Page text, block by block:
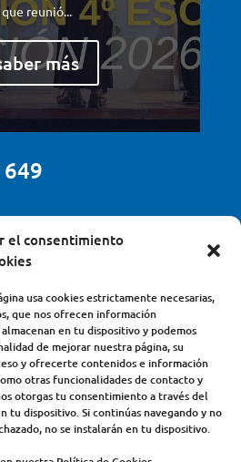
el consentimiento
usa cookies estrictamente necesarias,
que nos ofrecen información
en tu dispositivo y podemos
de mejorar nuestra página, su
y ofrecerte contenidos e información
otras funcionalidades de contacto y
otorgas tu consentimiento a través del
tu dispositivo. Si continúas navegando y no
no se instalarán en tu dispositivo.
que reunió...
más
Sagrado Corazón
n – 34200 – Venta de Baños
979770649